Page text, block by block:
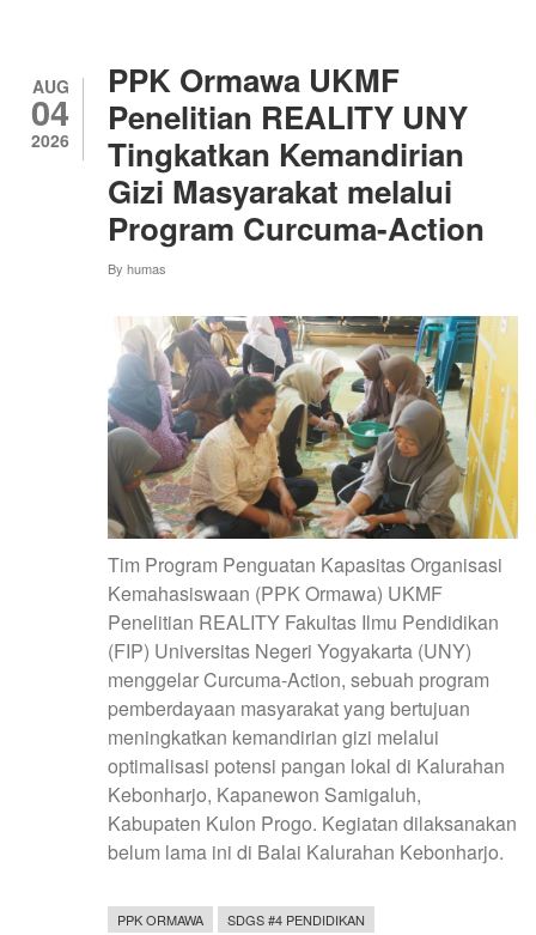
MAHASISWA
VIETNAM
MELALUI
PUISI
HUJAN
BULAN
JUNI
AUG
04
2026
PPK Ormawa UKMF
Penelitian REALITY UNY
Tingkatkan Kemandirian
Gizi Masyarakat melalui
Program Curcuma-Action
By humas
Tim Program Penguatan Kapasitas Organisasi
Kemahasiswaan (PPK Ormawa) UKMF
Penelitian REALITY Fakultas Ilmu Pendidikan
(FIP) Universitas Negeri Yogyakarta (UNY)
menggelar Curcuma-Action, sebuah program
pemberdayaan masyarakat yang bertujuan
meningkatkan kemandirian gizi melalui
optimalisasi potensi pangan lokal di Kalurahan
Kebonharjo, Kapanewon Samigaluh,
Kabupaten Kulon Progo. Kegiatan dilaksanakan
belum lama ini di Balai Kalurahan Kebonharjo.
PPK ORMAWA SDGS #4 PENDIDIKAN